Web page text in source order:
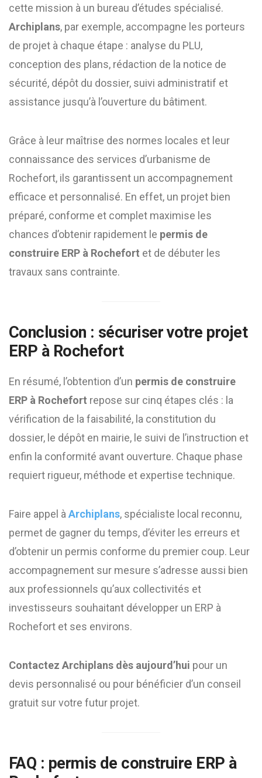
cette mission à un bureau d’études spécialisé.
Archiplans, par exemple, accompagne les porteurs
de projet à chaque étape : analyse du PLU,
conception des plans, rédaction de la notice de
sécurité, dépôt du dossier, suivi administratif et
assistance jusqu’à l’ouverture du bâtiment.
Grâce à leur maîtrise des normes locales et leur
connaissance des services d’urbanisme de
Rochefort, ils garantissent un accompagnement
efficace et personnalisé. En effet, un projet bien
préparé, conforme et complet maximise les
chances d’obtenir rapidement le permis de
construire ERP à Rochefort et de débuter les
travaux sans contrainte.
Conclusion : sécuriser votre projet
ERP à Rochefort
En résumé, l’obtention d’un permis de construire
ERP à Rochefort repose sur cinq étapes clés : la
vérification de la faisabilité, la constitution du
dossier, le dépôt en mairie, le suivi de l’instruction et
enfin la conformité avant ouverture. Chaque phase
requiert rigueur, méthode et expertise technique.
Faire appel à Archiplans, spécialiste local reconnu,
permet de gagner du temps, d’éviter les erreurs et
d’obtenir un permis conforme du premier coup. Leur
accompagnement sur mesure s’adresse aussi bien
aux professionnels qu’aux collectivités et
investisseurs souhaitant développer un ERP à
Rochefort et ses environs.
Contactez Archiplans dès aujourd’hui pour un
devis personnalisé ou pour bénéficier d’un conseil
gratuit sur votre futur projet.
FAQ : permis de construire ERP à